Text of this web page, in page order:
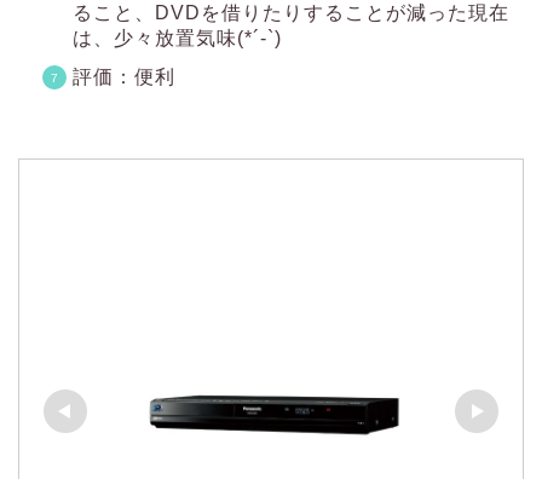
ること、DVDを借りたりすることが減った現在
は、少々放置気味(*´-`)
評価：便利